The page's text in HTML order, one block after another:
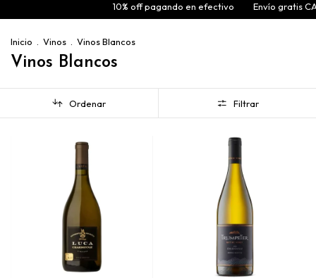
10% off pagando en efectivo Envío gratis CABA y
Inicio Vinos Vinos Blancos
Vinos Blancos
Ordenar Filtrar